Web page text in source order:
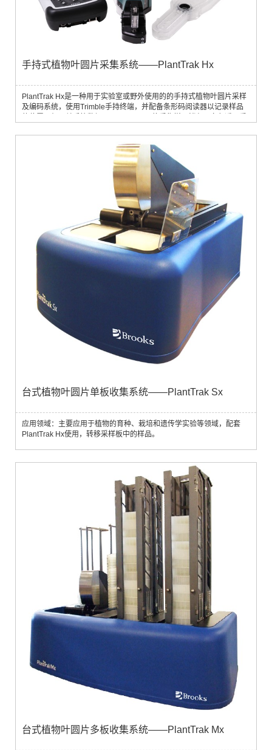
手持式植物叶圆片采集系统——PlantTrak Hx
PlantTrak Hx是一种用于实验室或野外使用的的手持式植物叶圆片采样
及编码系统，使用Trimble手持终端，并配备条形码阅读器以记录样品
够自动将样品与植株定位信息（条形码 & GPS定位信息）相关联，使您
台式植物叶圆片单板收集系统——PlantTrak Sx
应用领域：主要应用于植物的育种、栽培和遗传学实验等领域，配套
PlantTrak Hx使用，转移采样板中的样品。
台式植物叶圆片多板收集系统——PlantTrak Mx